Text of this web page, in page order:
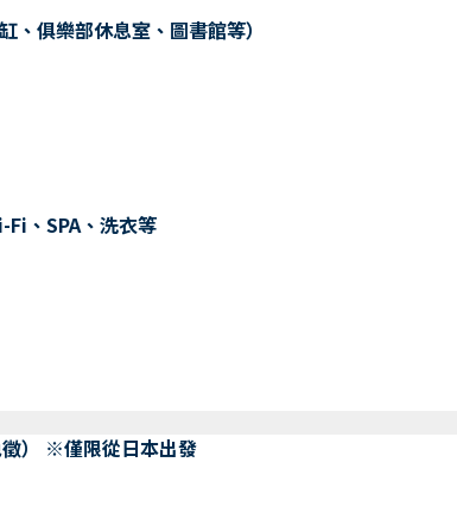
俱樂部休息室、圖書館等）
、SPA、洗衣等
） ※僅限從日本出發